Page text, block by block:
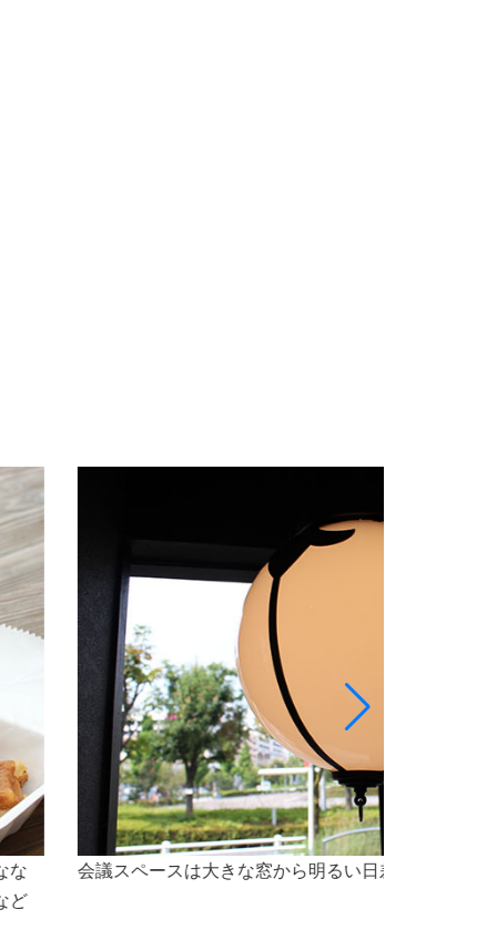
最大5名様程のスペースで、会議をご利用いただけ